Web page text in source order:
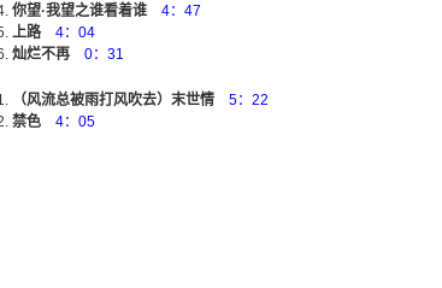
你望·我望之谁看着谁
4：47
上路
4：04
灿烂不再
0：31
（风流总被雨打风吹去）末世情
5：22
禁色
4：05